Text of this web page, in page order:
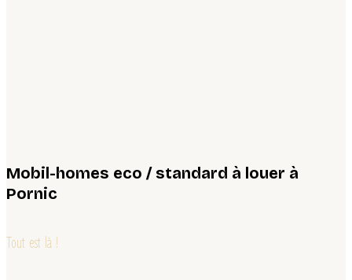
Mobil-homes eco / standard à louer à
Pornic
Tout est là !